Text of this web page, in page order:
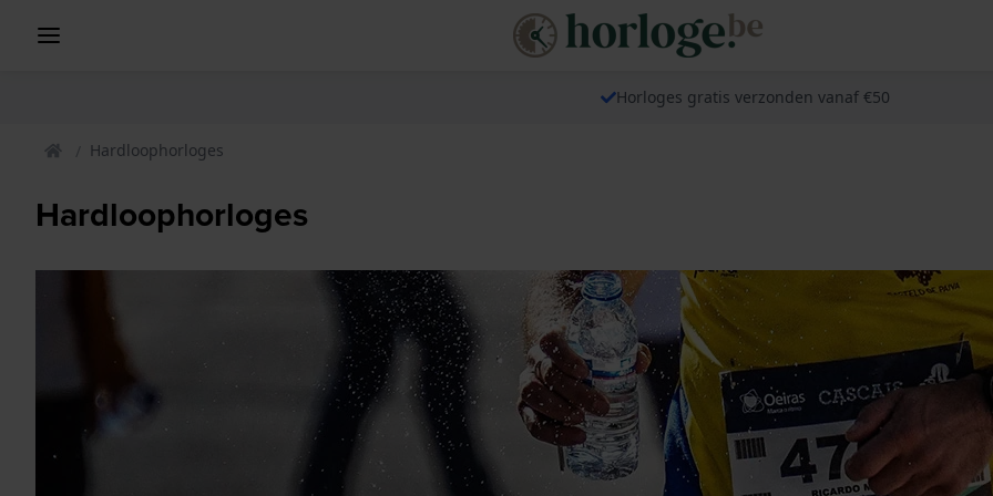
Horloges gratis verzonden vanaf €50
Hardloophorloges
Hardloophorloges